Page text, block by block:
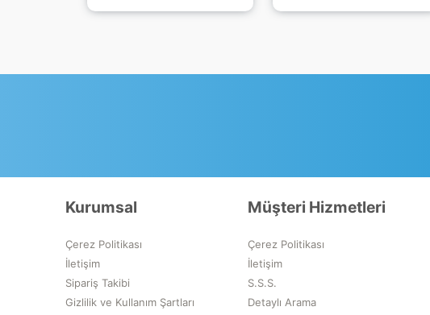
Kurumsal
Çerez Politikası
İletişim
Sipariş Takibi
Gizlilik ve Kullanım Şartları
Müşteri Hizmetleri
Çerez Politikası
İletişim
S.S.S.
Detaylı Arama